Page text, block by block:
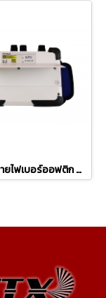
เครื่องวัดสายไฟเบอร์ออฟติก OTDR ยี่ห้อ TriBrer รุ่น TB700